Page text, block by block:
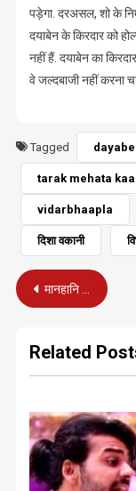
पड़ेगा. दरअसल, शो के
दयाबेन के किरदार को
नहीं हैं. दयाबेन का
वे जल्दबाजी नहीं करना
Tagged
tarak mehata
vidarbhaapla
दिशा वकानी
Post
मानहानि : एक और मामले में राहुल गांधी को अग्रिम जमानत
Related